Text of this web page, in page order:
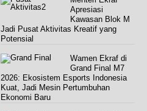
Apresiasi
Kawasan Blok M
Jadi Pusat Aktivitas Kreatif yang
Potensial
Wamen Ekraf di
Grand Final M7
2026: Ekosistem Esports Indonesia
Kuat, Jadi Mesin Pertumbuhan
Ekonomi Baru